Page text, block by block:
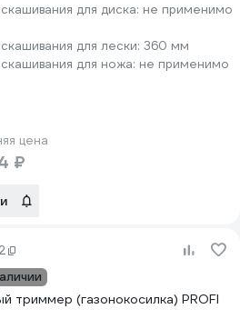
для диска: не применимо
для лески: 360 мм
для ножа: не применимо
цена
₽
триммер (газонокосилка) PROFI